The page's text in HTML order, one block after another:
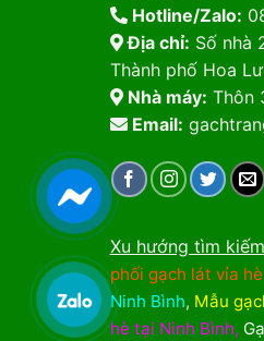
Hotline/Zalo:
Địa chỉ: Số nhà
Thành phố Hoa
Nhà máy: Thôn
Email:
Xu hướng tìm kiếm
phối gạch lát vỉa
Ninh Bình, Mẫu
hè tại Ninh Bình,